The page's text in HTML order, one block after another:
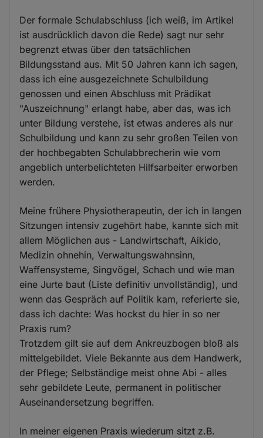
Der formale Schulabschluss (ich weiß, im Artikel
ist ausdrücklich davon die Rede) sagt nur sehr
begrenzt etwas über den tatsächlichen
Bildungsstand aus. Mit 50 Jahren kann ich sagen,
dass ich eine ausgezeichnete Schulbildung
genossen und einen Abschluss mit Prädikat
"Auszeichnung" erlangt habe, aber das, was ich
unter Bildung verstehe, ist etwas anderes als nur
Schulbildung und kann zu sehr großen Teilen von
der hochbegabten Schulabbrecherin wie vom
angeblich unterbelichteten Hilfsarbeiter erworben
werden.
Meine frühere Physiotherapeutin, der ich in langen
Sitzungen intensiv zugehört habe, kannte sich mit
allem Möglichen aus - Landwirtschaft, Aikido,
Medizin ohnehin, Verwaltungswahnsinn,
Waffensysteme, Singvögel, Schach und wie man
eine Jurte baut (Liste definitiv unvollständig), und
wenn das Gespräch auf Politik kam, referierte sie,
dass ich dachte: Was hockst du hier in so ner
Praxis rum?
Trotzdem gilt sie auf dem Ankreuzbogen bloß als
mittelgebildet. Viele Bekannte aus dem Handwerk,
der Pflege; Selbständige meist ohne Abi - alles
sehr gebildete Leute, permanent in politischer
Auseinandersetzung begriffen.
In meiner eigenen Praxis wiederum sitzt z.B.